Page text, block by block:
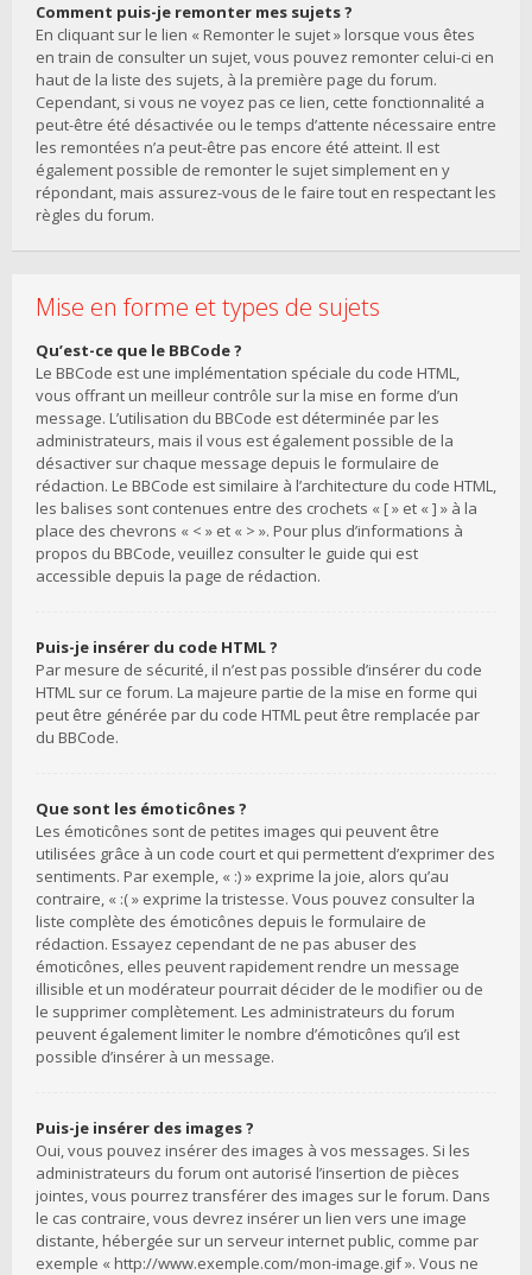
Comment puis-je remonter mes sujets ?
En cliquant sur le lien « Remonter le sujet » lorsque vous êtes
en train de consulter un sujet, vous pouvez remonter celui-ci en
haut de la liste des sujets, à la première page du forum.
Cependant, si vous ne voyez pas ce lien, cette fonctionnalité a
peut-être été désactivée ou le temps d’attente nécessaire entre
les remontées n’a peut-être pas encore été atteint. Il est
également possible de remonter le sujet simplement en y
répondant, mais assurez-vous de le faire tout en respectant les
règles du forum.
Mise en forme et types de sujets
Qu’est-ce que le BBCode ?
Le BBCode est une implémentation spéciale du code HTML,
vous offrant un meilleur contrôle sur la mise en forme d’un
message. L’utilisation du BBCode est déterminée par les
administrateurs, mais il vous est également possible de la
désactiver sur chaque message depuis le formulaire de
rédaction. Le BBCode est similaire à l’architecture du code HTML,
les balises sont contenues entre des crochets « [ » et « ] » à la
place des chevrons « < » et « > ». Pour plus d’informations à
propos du BBCode, veuillez consulter le guide qui est
accessible depuis la page de rédaction.
Puis-je insérer du code HTML ?
Par mesure de sécurité, il n’est pas possible d’insérer du code
HTML sur ce forum. La majeure partie de la mise en forme qui
peut être générée par du code HTML peut être remplacée par
du BBCode.
Que sont les émoticônes ?
Les émoticônes sont de petites images qui peuvent être
utilisées grâce à un code court et qui permettent d’exprimer des
sentiments. Par exemple, « :) » exprime la joie, alors qu’au
contraire, « :( » exprime la tristesse. Vous pouvez consulter la
liste complète des émoticônes depuis le formulaire de
rédaction. Essayez cependant de ne pas abuser des
émoticônes, elles peuvent rapidement rendre un message
illisible et un modérateur pourrait décider de le modifier ou de
le supprimer complètement. Les administrateurs du forum
peuvent également limiter le nombre d’émoticônes qu’il est
possible d’insérer à un message.
Puis-je insérer des images ?
Oui, vous pouvez insérer des images à vos messages. Si les
administrateurs du forum ont autorisé l’insertion de pièces
jointes, vous pourrez transférer des images sur le forum. Dans
le cas contraire, vous devrez insérer un lien vers une image
distante, hébergée sur un serveur internet public, comme par
exemple « http://www.exemple.com/mon-image.gif ». Vous ne